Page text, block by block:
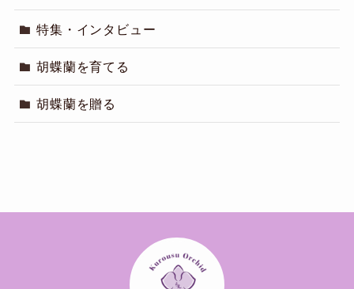
特集・インタビュー
胡蝶蘭を育てる
胡蝶蘭を贈る